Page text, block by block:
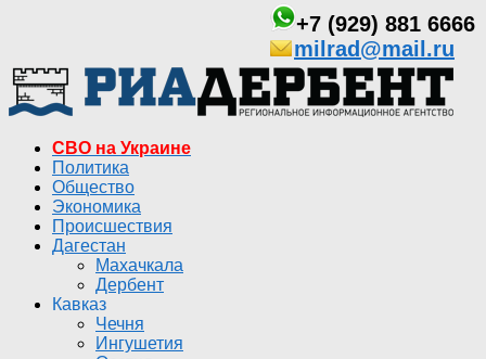
+7 (929) 881 6666
milrad@mail.ru
СВО на Украине
Политика
Общество
Экономика
Происшествия
Дагестан
Махачкала
Дербент
Кавказ
Чечня
Ингушетия